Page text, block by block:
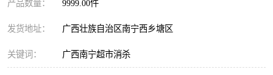
产品数量： 9999.00件
发货地址： 广西壮族自治区南宁西乡塘区
关键词： 广西南宁超市消杀